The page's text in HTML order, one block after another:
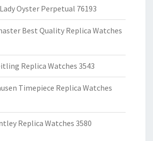
Oyster Perpetual 76193
Best Quality Replica Watches
Replica Watches 3543
Timepiece Replica Watches
Replica Watches 3580